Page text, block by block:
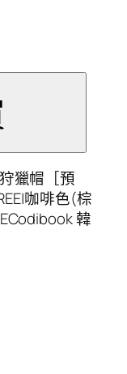
獵帽［預
咖啡色(棕
韓